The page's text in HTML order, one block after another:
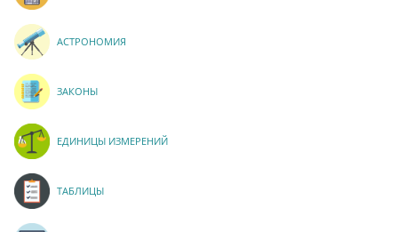
АСТРОНОМИЯ
ЗАКОНЫ
ЕДИНИЦЫ ИЗМЕРЕНИЙ
ТАБЛИЦЫ